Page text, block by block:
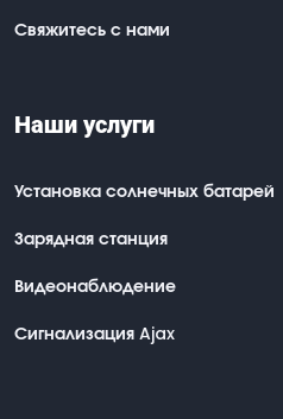
Свяжитесь с нами
Наши услуги
Установка солнечных батарей
Зарядная станция
Видеонаблюдение
Сигнализация Ajax